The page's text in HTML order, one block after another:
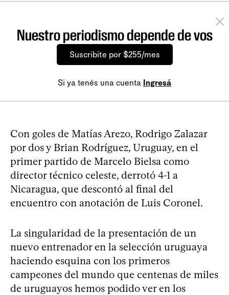
Nuestro periodismo depende de vos
Suscribite por $255/mes
Si ya tenés una cuenta Ingresá
Con goles de Matías Arezo, Rodrigo Zalazar
por dos y Brian Rodríguez, Uruguay, en el
primer partido de Marcelo Bielsa como
director técnico celeste, derrotó 4-1 a
Nicaragua, que descontó al final del
encuentro con anotación de Luis Coronel.
La singularidad de la presentación de un
nuevo entrenador en la selección uruguaya
haciendo esquina con los primeros
campeones del mundo que centenas de miles
de uruguayos hemos podido ver en los